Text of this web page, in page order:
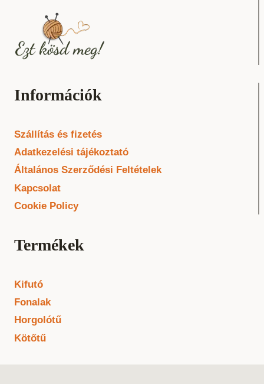
Információk
Szállítás és fizetés
Adatkezelési tájékoztató
Általános Szerződési Feltételek
Kapcsolat
Cookie Policy
Termékek
Kifutó
Fonalak
Horgolótű
Kötőtű